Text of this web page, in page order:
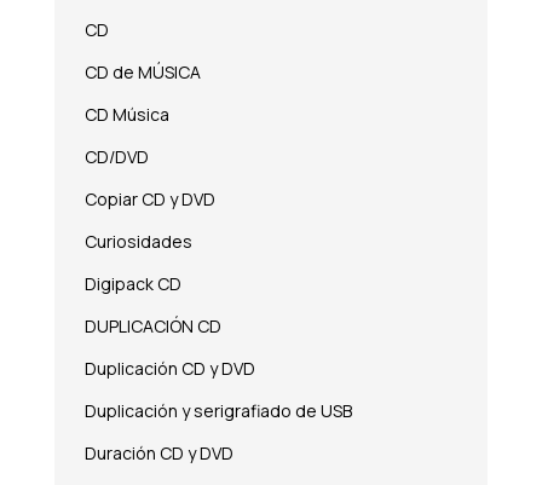
CD
CD de MÚSICA
CD Música
CD/DVD
Copiar CD y DVD
Curiosidades
Digipack CD
DUPLICACIÓN CD
Duplicación CD y DVD
Duplicación y serigrafiado de USB
Duración CD y DVD